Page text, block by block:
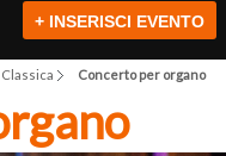
+ INSERISCI EVENTO
Concerto per organo